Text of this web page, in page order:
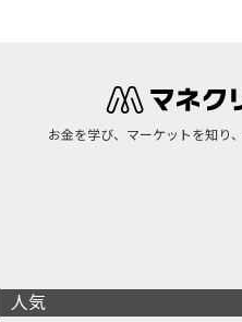
お金を学び、マーケットを知り
人気